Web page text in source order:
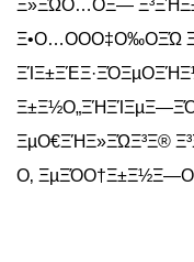
Ξ»ΞΏΟ…ΟΞ―
Ξ•Ο…ΟΟΟ‡Ο‰ΟΞΏ
ΞµΟ€ΞΉΞ»ΞΏΞ³Ξ®
Ο‚